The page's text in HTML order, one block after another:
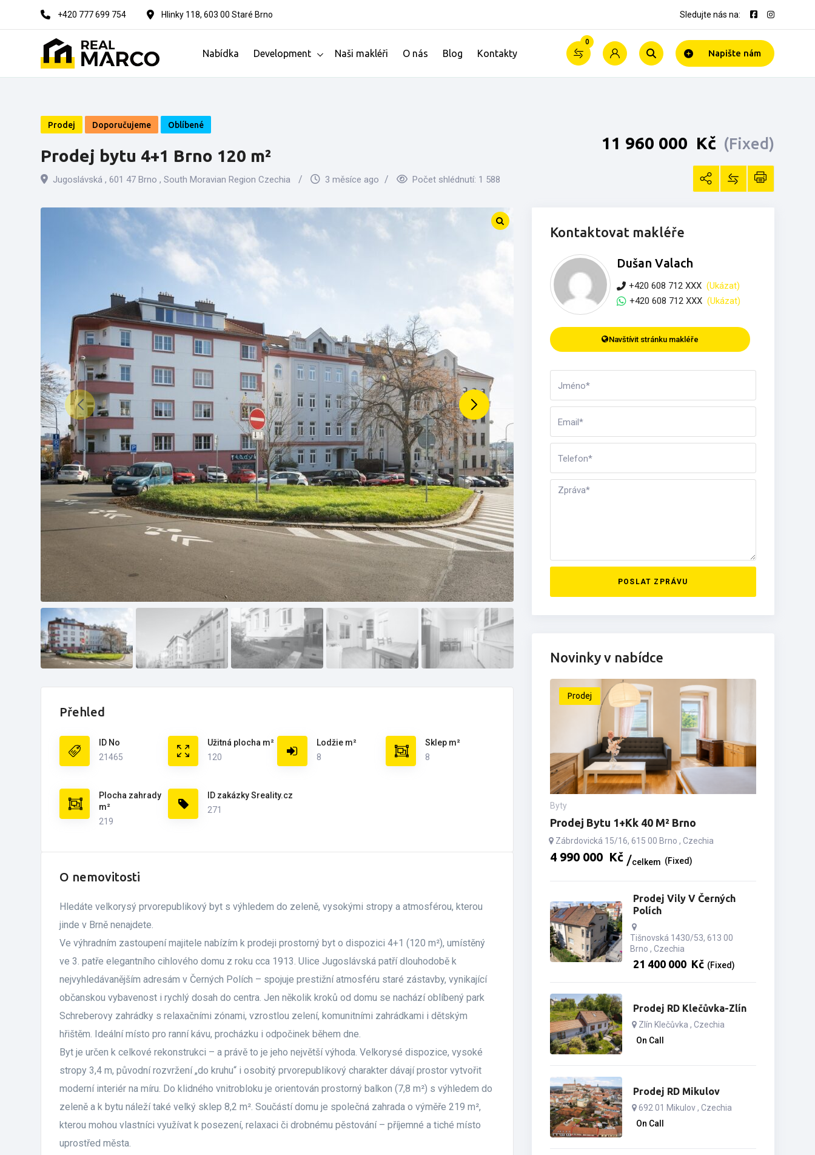
to
+420 777 699 754 Hlinky 118, 603 00 Staré Brno Sledujte nás na:
Nabídka Development Naši makléři O nás Blog Kontakty
0
Napište nám
Prodej Doporučujeme Oblíbené
Prodej bytu 4+1 Brno 120 m²
Jugoslávská , 601 47 Brno , South Moravian Region Czechia 3 měsíce ago Počet shlédnutí: 1 588
11­ ­­960­ ­­000­ ­­ Kč (Fixed)
Přehled
ID No
21465
Užitná plocha m²
120
Lodžie m²
8
Sklep m²
8
Plocha zahrady
m²
219
ID zakázky Sreality.cz
271
O nemovitosti
Hledáte velkorysý prvorepublikový byt s výhledem do zeleně, vysokými stropy a atmosférou, kterou
jinde v Brně nenajdete.
Ve výhradním zastoupení majitele nabízím k prodeji prostorný byt o dispozici 4+1 (120 m²), umístěný
ve 3. patře elegantního cihlového domu z roku cca 1913. Ulice Jugoslávská patří dlouhodobě k
nejvyhledávanějším adresám v Černých Polích – spojuje prestižní atmosféru staré zástavby, vynikající
občanskou vybavenost i rychlý dosah do centra. Jen několik kroků od domu se nachází oblíbený park
Schreberovy zahrádky s relaxačními zónami, vzrostlou zelení, komunitními zahrádkami i dětským
hřištěm. Ideální místo pro ranní kávu, procházku i odpočinek během dne.
Byt je určen k celkové rekonstrukci – a právě to je jeho největší výhoda. Velkorysé dispozice, vysoké
stropy 3,4 m, původní rozvržení „do kruhu“ i osobitý prvorepublikový charakter dávají prostor vytvořit
moderní interiér na míru. Do klidného vnitrobloku je orientován prostorný balkon (7,8 m²) s výhledem do
zeleně a k bytu náleží také velký sklep 8,2 m². Součástí domu je společná zahrada o výměře 219 m²,
kterou mohou vlastníci využívat k posezení, relaxaci či drobnému pěstování – příjemné a tiché místo
uprostřed města.
Kontaktovat makléře
Dušan Valach
+420 608 712 XXX (Ukázat)
+420 608 712 XXX (Ukázat)
Navštívit stránku makléře
POSLAT ZPRÁVU
Novinky v nabídce
Prodej
Byty
Prodej Bytu 1+kk 40 M² Brno
Zábrdovická 15/16, 615 00 Brno , Czechia
4­ ­­990­ ­­000­ ­­ Kč celkem (Fixed)
Prodej Vily V Černých
Polích
Tišnovská 1430/53, 613 00
Brno , Czechia
21­ ­­400­ ­­000­ ­­ Kč (Fixed)
Prodej RD Klečůvka-Zlín
Zlín Klečůvka , Czechia
On Call
Prodej RD Mikulov
692 01 Mikulov , Czechia
On Call